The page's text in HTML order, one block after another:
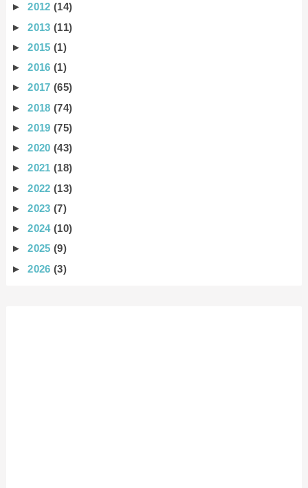
►2012(14)
►2013(11)
►2015(1)
►2016(1)
►2017(65)
►2018(74)
►2019(75)
►2020(43)
►2021(18)
►2022(13)
►2023(7)
►2024(10)
►2025(9)
►2026(3)